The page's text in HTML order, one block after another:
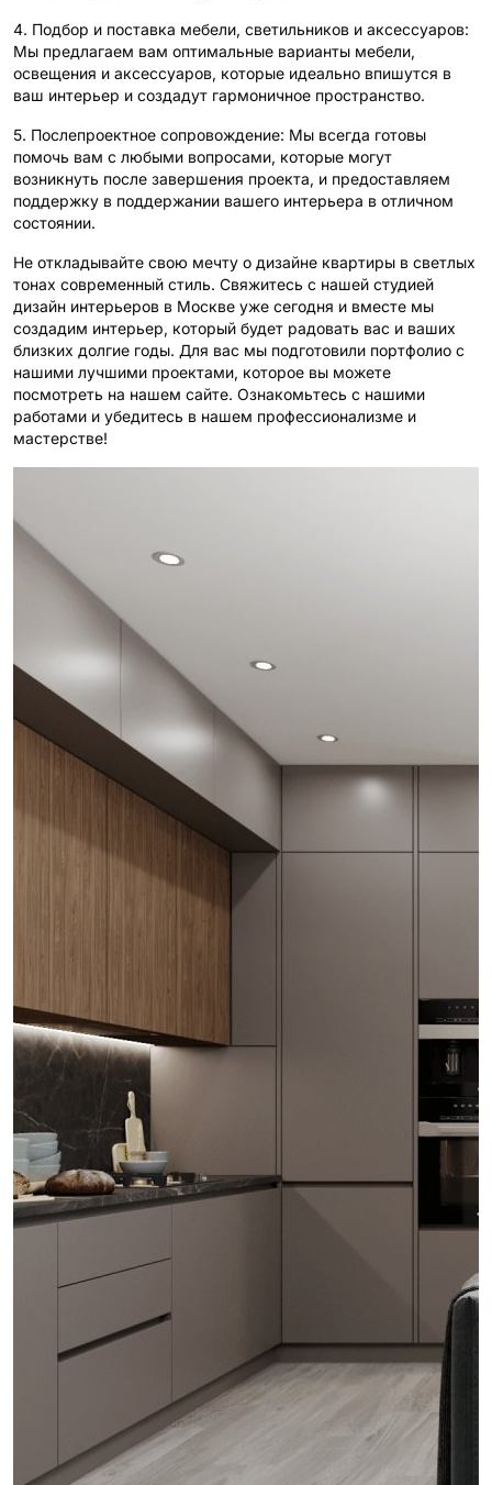
4. Подбор и поставка мебели, светильников и аксессуаров:
Мы предлагаем вам оптимальные варианты мебели,
освещения и аксессуаров, которые идеально впишутся в
ваш интерьер и создадут гармоничное пространство.
5. Послепроектное сопровождение: Мы всегда готовы
помочь вам с любыми вопросами, которые могут
возникнуть после завершения проекта, и предоставляем
поддержку в поддержании вашего интерьера в отличном
состоянии.
Не откладывайте свою мечту о дизайне квартиры в светлых
тонах современный стиль. Свяжитесь с нашей студией
дизайн интерьеров в Москве уже сегодня и вместе мы
создадим интерьер, который будет радовать вас и ваших
близких долгие годы. Для вас мы подготовили портфолио с
нашими лучшими проектами, которое вы можете
посмотреть на нашем сайте. Ознакомьтесь с нашими
работами и убедитесь в нашем профессионализме и
мастерстве!